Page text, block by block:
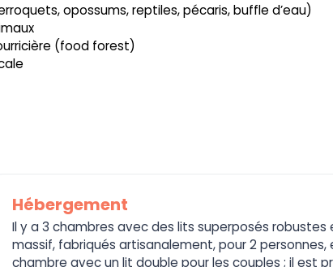
opossums, reptiles, pécaris, buffle d’eau)
(food forest)
Hébergement
Il y a 3 chambres avec des lits superposés robustes
massif, fabriqués artisanalement, pour 2 personnes,
chambre avec un lit double pour les couples ; il est